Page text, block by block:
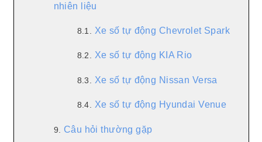
nhiên liệu
8.1. Xe số tự động Chevrolet Spark
8.2. Xe số tự động KIA Rio
8.3. Xe số tự động Nissan Versa
8.4. Xe số tự động Hyundai Venue
9. Câu hỏi thường gặp